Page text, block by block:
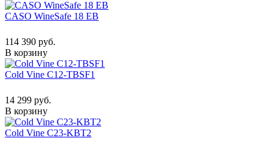
CASO WineSafe 18 EB
114 390 руб.
В корзину
Cold Vine C12-TBSF1
14 299 руб.
В корзину
Cold Vine C23-KBT2